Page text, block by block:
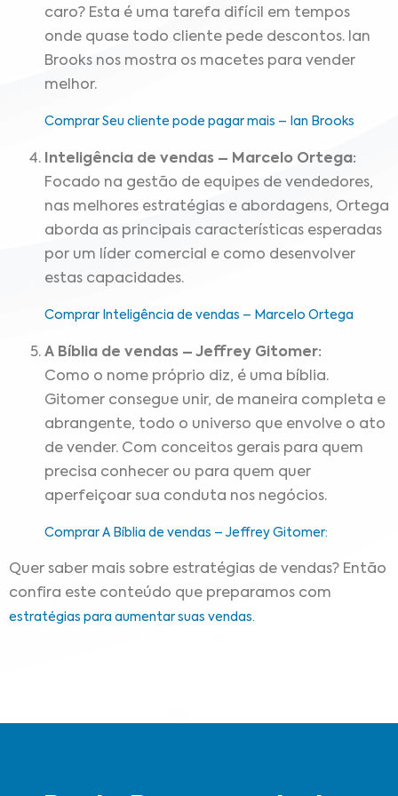
caro? Esta é uma tarefa difícil em tempos
onde quase todo cliente pede descontos. Ian
Brooks nos mostra os macetes para vender
melhor.
Comprar Seu cliente pode pagar mais – Ian Brooks
Inteligência de vendas – Marcelo Ortega:
Focado na gestão de equipes de vendedores,
nas melhores estratégias e abordagens, Ortega
aborda as principais características esperadas
por um líder comercial e como desenvolver
estas capacidades.
Comprar Inteligência de vendas – Marcelo Ortega
A Bíblia de vendas – Jeffrey Gitomer:
Como o nome próprio diz, é uma bíblia.
Gitomer consegue unir, de maneira completa e
abrangente, todo o universo que envolve o ato
de vender. Com conceitos gerais para quem
precisa conhecer ou para quem quer
aperfeiçoar sua conduta nos negócios.
Comprar A Bíblia de vendas – Jeffrey Gitomer:
Quer saber mais sobre estratégias de vendas? Então
confira este conteúdo que preparamos com
estratégias para aumentar suas vendas.